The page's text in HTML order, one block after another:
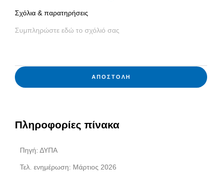
Σχόλια & παρατηρήσεις
ΑΠΟΣΤΟΛΉ
Πληροφορίες πίνακα
Πηγή: ΔΥΠΑ
Τελ. ενημέρωση: Μάρτιος 2026